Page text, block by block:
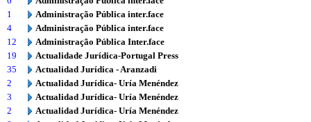
1
Administração Pública inter.face
4
Administração Pública inter.face
12
Administração Pública Inter.face
19
Actualidade Jurídica-Portugal Press
35
Actualidad Jurídica - Aranzadi
2
Actualidad Jurídica- Uría Menéndez
3
Actualidad Jurídica- Uría Menéndez
2
Actualidad Jurídica- Uría Menéndez